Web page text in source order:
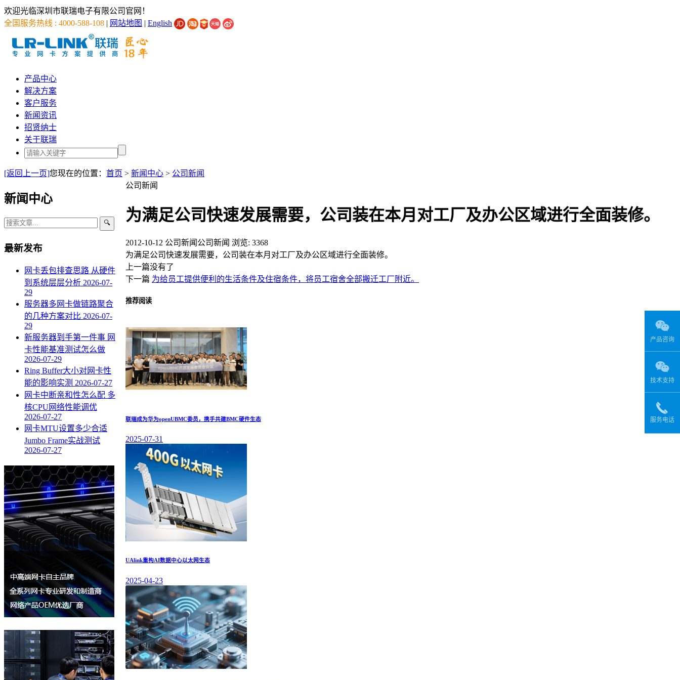
欢迎光临深圳市联瑞电子有限公司官网！
全国服务热线 : 4000-588-108 | 网站地图 | English
产品中心
解决方案
客户服务
新闻资讯
招贤纳士
关于联瑞
[返回上一页]您现在的位置： 首页 > 新闻中心 > 公司新闻
新闻中心
🔍
最新发布
网卡丢包排查思路 从硬件
到系统层层分析 2026-07-
29
服务器多网卡做链路聚合
的几种方案对比 2026-07-
29
新服务器到手第一件事 网
卡性能基准测试怎么做
2026-07-29
Ring Buffer大小对网卡性
能的影响实测 2026-07-27
网卡中断亲和性怎么配 多
核CPU网络性能调优
2026-07-27
网卡MTU设置多少合适
Jumbo Frame实战测试
2026-07-27
公司新闻
为满足公司快速发展需要，公司装在本月对工厂及办公区域进行全面装修。
2012-10-12 公司新闻 公司新闻 浏览: 3368
为满足公司快速发展需要，公司装在本月对工厂及办公区域进行全面装修。
上一篇没有了
下一篇 为给员工提供便利的生活条件及住宿条件，将员工宿舍全部搬迁工厂附近。
推荐阅读
联瑞成为华为openUBMC委员，携手共建BMC硬件生态
2025-07-31
UAlink重构AI数据中心以太网生态
2025-04-23
产品咨询
技术支持
服务电话